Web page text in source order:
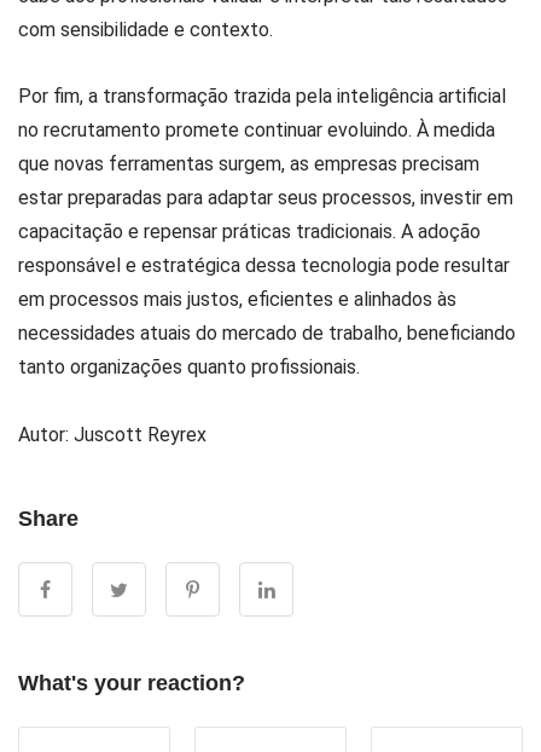
com sensibilidade e contexto.
Por fim, a transformação trazida pela inteligência artificial
no recrutamento promete continuar evoluindo. À medida
que novas ferramentas surgem, as empresas precisam
estar preparadas para adaptar seus processos, investir em
capacitação e repensar práticas tradicionais. A adoção
responsável e estratégica dessa tecnologia pode resultar
em processos mais justos, eficientes e alinhados às
necessidades atuais do mercado de trabalho, beneficiando
tanto organizações quanto profissionais.
Autor: Juscott Reyrex
Share
What's your reaction?